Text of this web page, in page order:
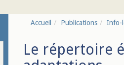
Accueil Publications Info-
Le répertoire